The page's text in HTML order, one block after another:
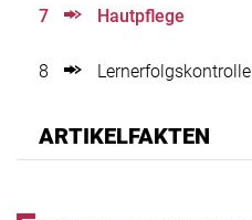
7 Hautpflege
8 Lernerfolgskontrolle
ARTIKELFAKTEN